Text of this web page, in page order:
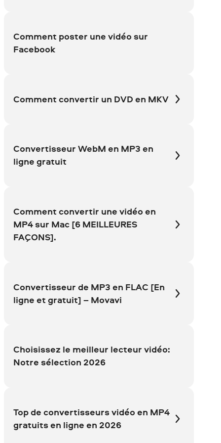
Comment poster une vidéo sur
Facebook
Comment сonvertir un DVD en MKV
Convertisseur WebM en MP3 en
ligne gratuit
Comment convertir une vidéo en
MP4 sur Mac [6 MEILLEURES
FAÇONS].
Convertisseur de MP3 en FLAC [En
ligne et gratuit] – Movavi
Choisissez le meilleur lecteur vidéo:
Notre sélection 2026
Top de convertisseurs vidéo en MP4
gratuits en ligne en 2026